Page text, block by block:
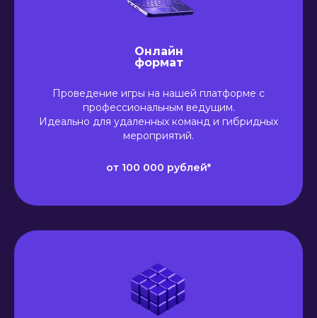
Онлайн
формат
Проведение игры на нашей платформе с
профессиональным ведущим.
Идеально для удаленных команд и гибридных
мероприятий.
от 100 000 рублей*